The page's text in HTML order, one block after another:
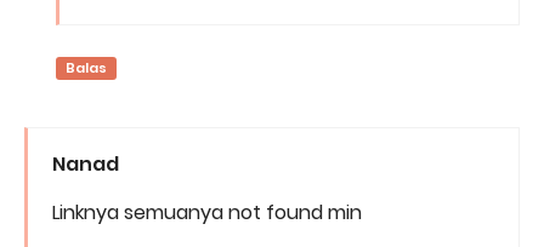
Balas
Nanad
Linknya semuanya not found min